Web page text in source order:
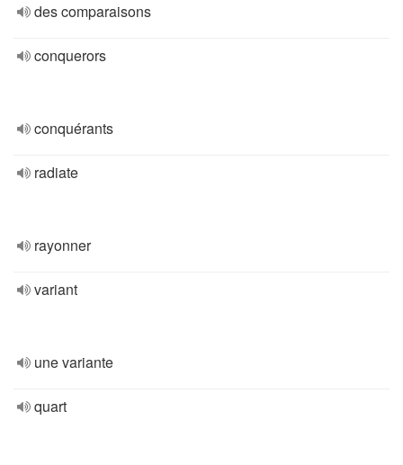
des comparaisons
conquerors
conquérants
radiate
rayonner
variant
une variante
quart